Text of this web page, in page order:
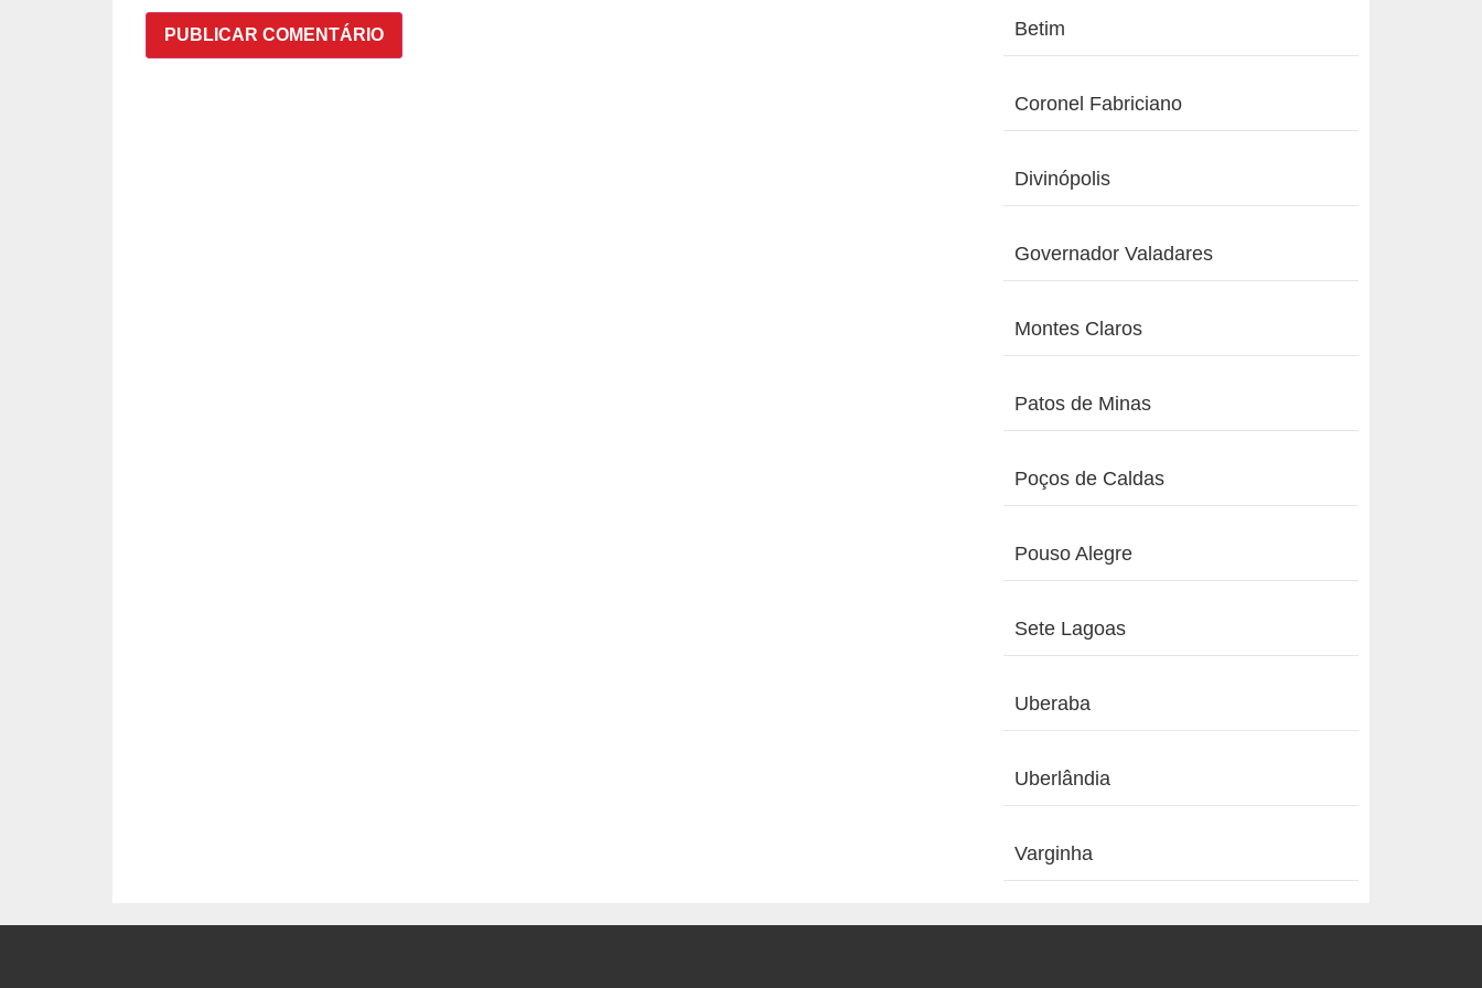
Betim
Coronel Fabriciano
Divinópolis
Governador Valadares
Montes Claros
Patos de Minas
Poços de Caldas
Pouso Alegre
Sete Lagoas
Uberaba
Uberlândia
Varginha